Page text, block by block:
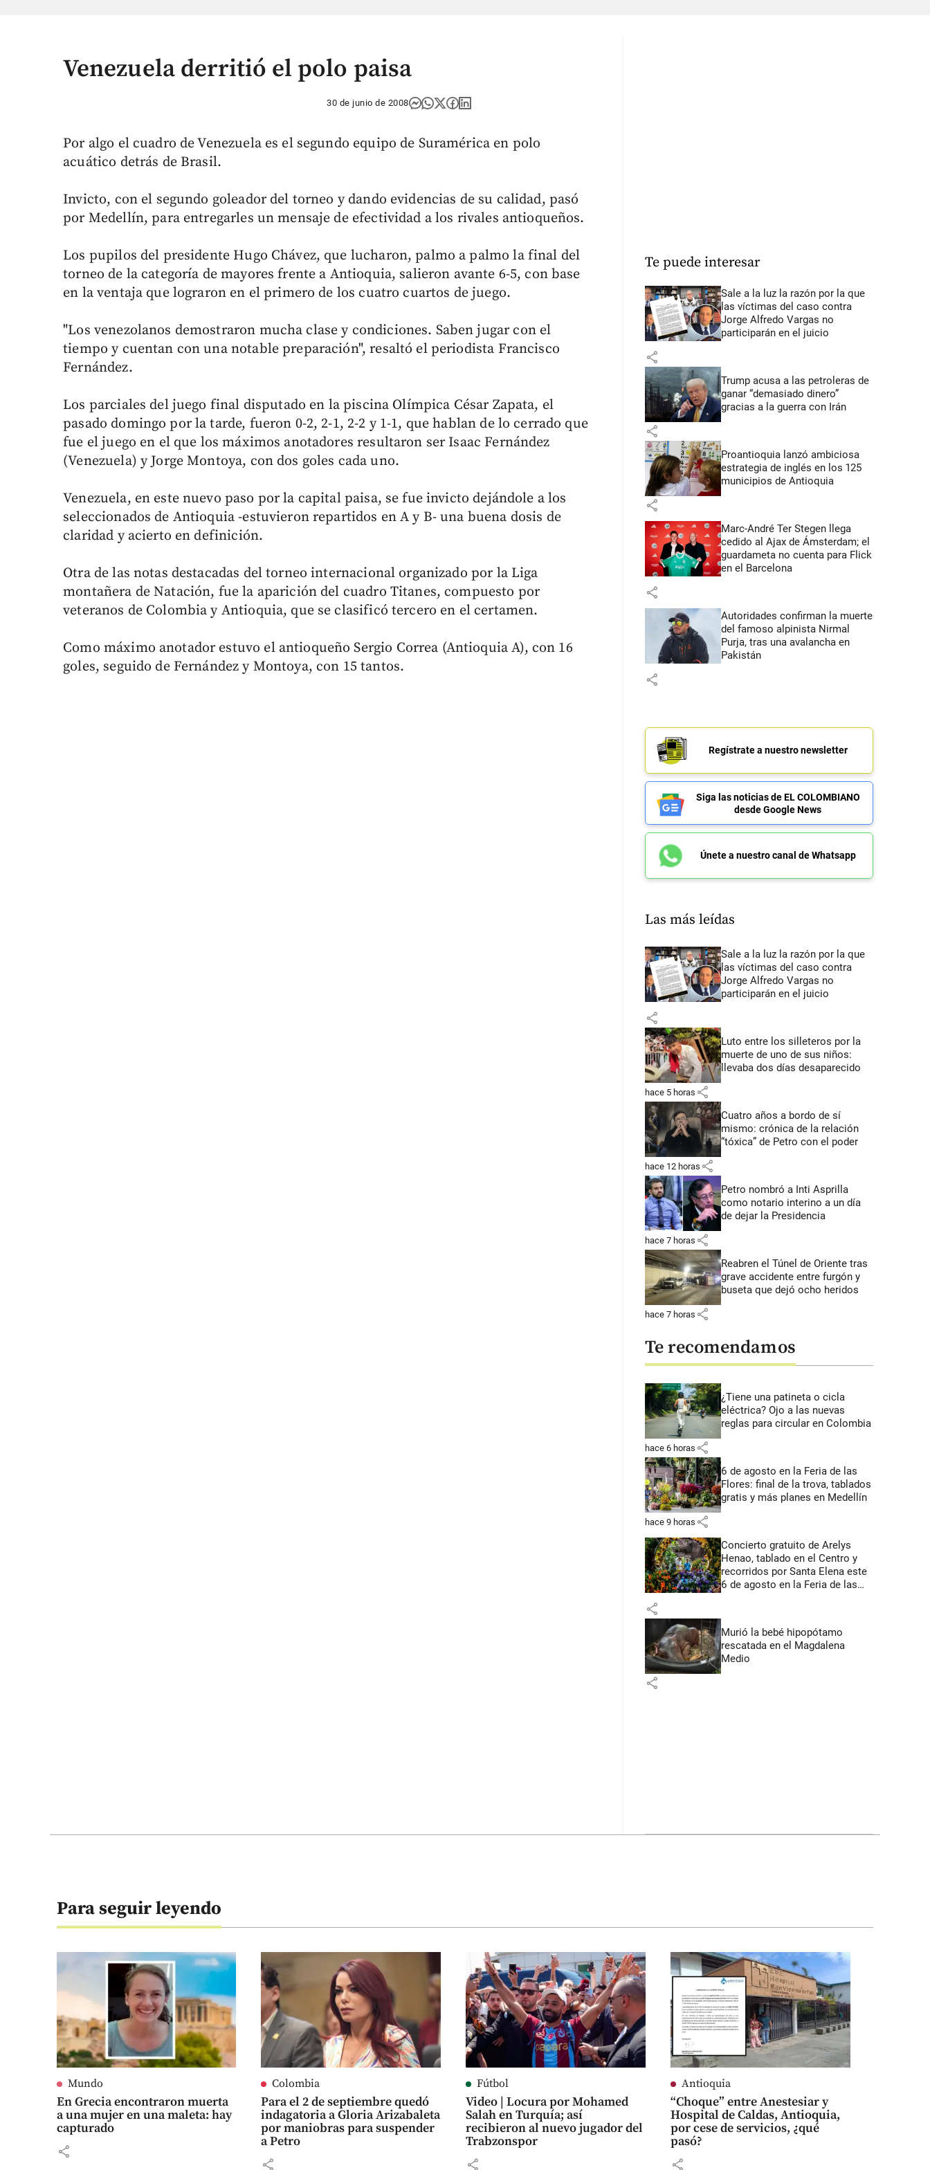
Venezuela derritió el polo paisa
30 de junio de 2008
Por algo el cuadro de Venezuela es el segundo equipo de Suramérica en polo
acuático detrás de Brasil.
Invicto, con el segundo goleador del torneo y dando evidencias de su calidad, pasó
por Medellín, para entregarles un mensaje de efectividad a los rivales antioqueños.
Los pupilos del presidente Hugo Chávez, que lucharon, palmo a palmo la final del
torneo de la categoría de mayores frente a Antioquia, salieron avante 6-5, con base
en la ventaja que lograron en el primero de los cuatro cuartos de juego.
"Los venezolanos demostraron mucha clase y condiciones. Saben jugar con el
tiempo y cuentan con una notable preparación", resaltó el periodista Francisco
Fernández.
Los parciales del juego final disputado en la piscina Olímpica César Zapata, el
pasado domingo por la tarde, fueron 0-2, 2-1, 2-2 y 1-1, que hablan de lo cerrado que
fue el juego en el que los máximos anotadores resultaron ser Isaac Fernández
(Venezuela) y Jorge Montoya, con dos goles cada uno.
Venezuela, en este nuevo paso por la capital paisa, se fue invicto dejándole a los
seleccionados de Antioquia -estuvieron repartidos en A y B- una buena dosis de
claridad y acierto en definición.
Otra de las notas destacadas del torneo internacional organizado por la Liga
montañera de Natación, fue la aparición del cuadro Titanes, compuesto por
veteranos de Colombia y Antioquia, que se clasificó tercero en el certamen.
Como máximo anotador estuvo el antioqueño Sergio Correa (Antioquia A), con 16
goles, seguido de Fernández y Montoya, con 15 tantos.
Te puede interesar
Sale a la luz la razón por la que
las víctimas del caso contra
Jorge Alfredo Vargas no
participarán en el juicio
share
Trump acusa a las petroleras de
ganar “demasiado dinero”
gracias a la guerra con Irán
share
Proantioquia lanzó ambiciosa
estrategia de inglés en los 125
municipios de Antioquia
share
Marc-André Ter Stegen llega
cedido al Ajax de Ámsterdam; el
guardameta no cuenta para Flick
en el Barcelona
share
Autoridades confirman la muerte
del famoso alpinista Nirmal
Purja, tras una avalancha en
Pakistán
share
Regístrate a nuestro newsletter
Siga las noticias de EL COLOMBIANO
desde Google News
Únete a nuestro canal de Whatsapp
Las más leídas
Sale a la luz la razón por la que
las víctimas del caso contra
Jorge Alfredo Vargas no
participarán en el juicio
share
Luto entre los silleteros por la
muerte de uno de sus niños:
llevaba dos días desaparecido
hace 5 horas share
Cuatro años a bordo de sí
mismo: crónica de la relación
“tóxica” de Petro con el poder
hace 12 horas share
Petro nombró a Inti Asprilla
como notario interino a un día
de dejar la Presidencia
hace 7 horas share
Reabren el Túnel de Oriente tras
grave accidente entre furgón y
buseta que dejó ocho heridos
hace 7 horas share
Te recomendamos
¿Tiene una patineta o cicla
eléctrica? Ojo a las nuevas
reglas para circular en Colombia
hace 6 horas share
6 de agosto en la Feria de las
Flores: final de la trova, tablados
gratis y más planes en Medellín
hace 9 horas share
Concierto gratuito de Arelys
Henao, tablado en el Centro y
recorridos por Santa Elena este
6 de agosto en la Feria de las
share
Murió la bebé hipopótamo
rescatada en el Magdalena
Medio
share
Para seguir leyendo
Mundo
En Grecia encontraron muerta
a una mujer en una maleta: hay
capturado
share
Colombia
Para el 2 de septiembre quedó
indagatoria a Gloria Arizabaleta
por maniobras para suspender
a Petro
share
Fútbol
Video | Locura por Mohamed
Salah en Turquía; así
recibieron al nuevo jugador del
Trabzonspor
share
Antioquia
“Choque” entre Anestesiar y
Hospital de Caldas, Antioquia,
por cese de servicios, ¿qué
pasó?
share